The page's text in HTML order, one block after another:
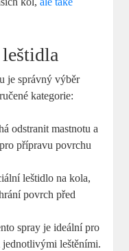
je správný výběr
kategorie:
odstranit mastnotu a
přípravu povrchu
leštidlo na kola,
povrch před
spray je ideální pro
leštěními.